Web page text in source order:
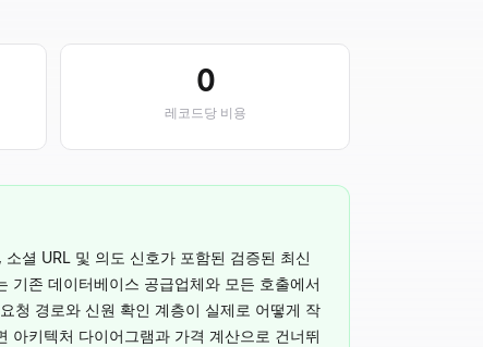
0
레코드당 비용
셜 URL 및 의도 신호가 포함된 검증된 최신
기존 데이터베이스 공급업체와 모든 호출에서
청 경로와 신원 확인 계층이 실제로 어떻게 작
아키텍처 다이어그램과 가격 계산으로 건너뛰